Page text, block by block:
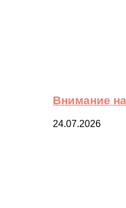
Внимание
24.07.2026